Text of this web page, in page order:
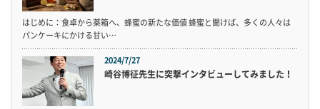
はじめに：食卓から薬箱へ、蜂蜜の新たな価値 蜂蜜と聞けば、多くの人々は
パンケーキにかける甘い…
2024/7/27
崎谷博征先生に突撃インタビューしてみました！